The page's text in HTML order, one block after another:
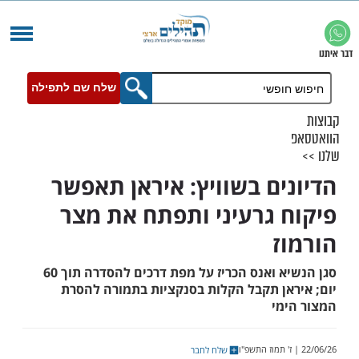
שלח שם לתפילה
בשוויץ: איראן תאפשר
גרעיני ותפתח את מצר